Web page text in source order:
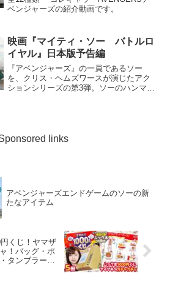
MARVEL UNBOXING &
ベンジャーズの紹介動画です。
映画『マイティ・ソー バトルロ
イヤル』日本版予告編
『アベンジャーズ』の一員であるソー
を、クリス・ヘムズワースが演じたアク
ションシリーズの第3弾。ソーのハンマー
links
アベンジャーズエンドゲームのソーの新
たなアイテム
円くじ！ヤマザ
！バッグ・ポ
タンブラーを